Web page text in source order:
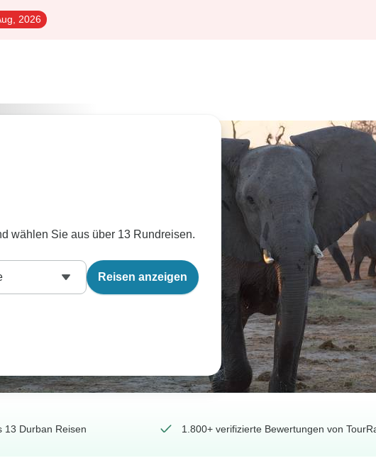
2026
wählen Sie aus über 13 Rundreisen.
Reisen anzeigen
13 Durban Reisen 1.800+ verifizierte Bewertungen von